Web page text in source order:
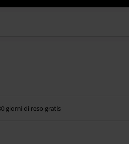
giorni di reso gratis